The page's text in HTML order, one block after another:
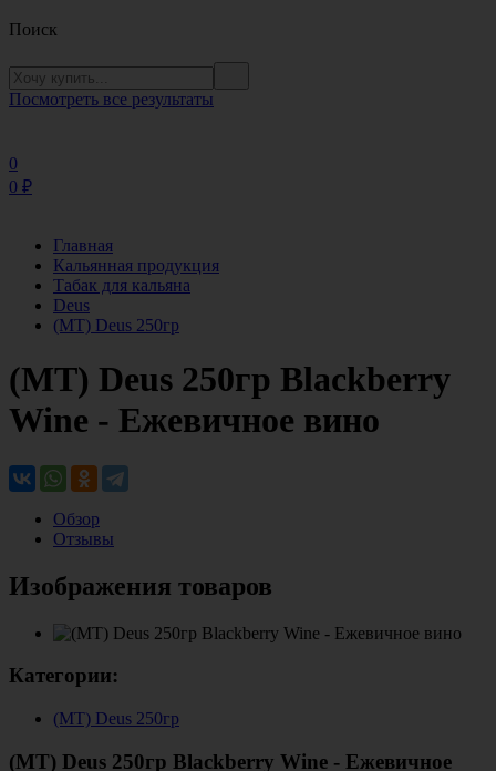
Поиск
Посмотреть все результаты
0
0 ₽
Главная
Кальянная продукция
Табак для кальяна
Deus
(MT) Deus 250гр
(МТ) Deus 250гр Blackberry
Wine - Ежевичное вино
Обзор
Отзывы
Изображения товаров
Категории:
(MT) Deus 250гр
(МТ) Deus 250гр Blackberry Wine - Ежевичное